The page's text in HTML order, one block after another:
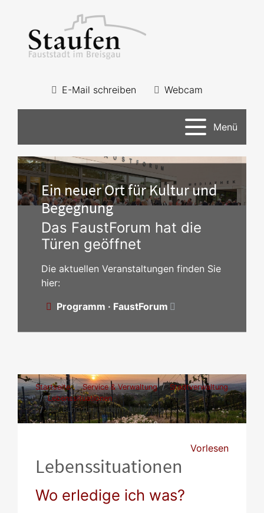
E-Mail schreiben Webcam
Menü
Ein neuer Ort für Kultur und
Begegnung
Das FaustForum hat die
Türen geöffnet
Die aktuellen Veranstaltungen finden Sie
hier:
Programm · FaustForum
Startseite Service & Verwaltung
Stadtverwaltung
Lebenssituationen
Der Bund fürs Leben - Auflösung
Vorlesen
Lebenssituationen
Wo erledige ich was?